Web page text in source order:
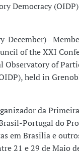
Democracy (OIDP)
December) -
of the XXI
Observatory of
held in
da
Portugal do
em Brasilia e
21 e 29 de Maio